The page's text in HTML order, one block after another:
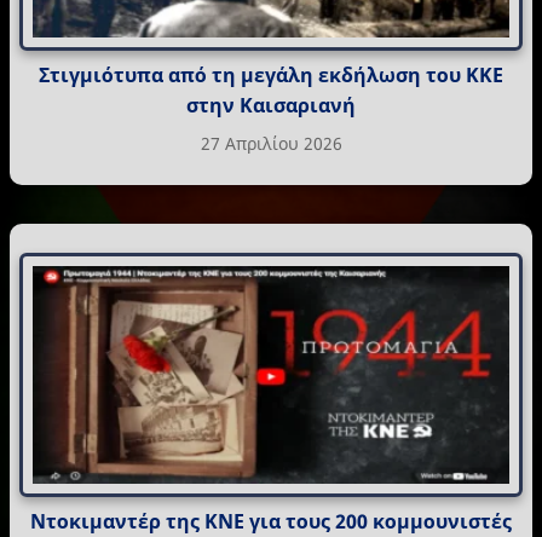
Στιγμιότυπα από τη μεγάλη εκδήλωση του ΚΚΕ
στην Καισαριανή
27 Απριλίου 2026
Ντοκιμαντέρ της ΚΝΕ για τους 200 κομμουνιστές